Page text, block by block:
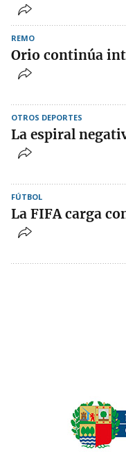
REMO
Orio continúa
OTROS DEPORTES
La espiral
FÚTBOL
La FIFA carga